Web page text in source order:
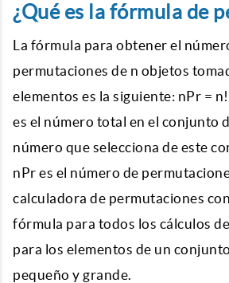
¿Qué es la fórmula de
La fórmula para obtener el
permutaciones de n objetos
elementos es la siguiente: nPr =
es el número total en el conjunto
número que selecciona de este
nPr es el número de
calculadora de permutaciones
fórmula para todos los cálculos
para los elementos de un
pequeño y grande.